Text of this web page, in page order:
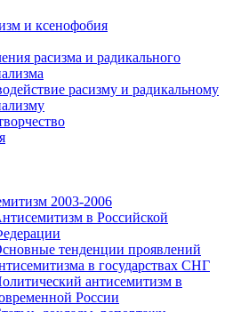
и ксенофобия
расизма и радикального
расизму и радикальному
2003-2006
в Российской
тенденции проявлений
в государствах СНГ
антисемитизм в
России